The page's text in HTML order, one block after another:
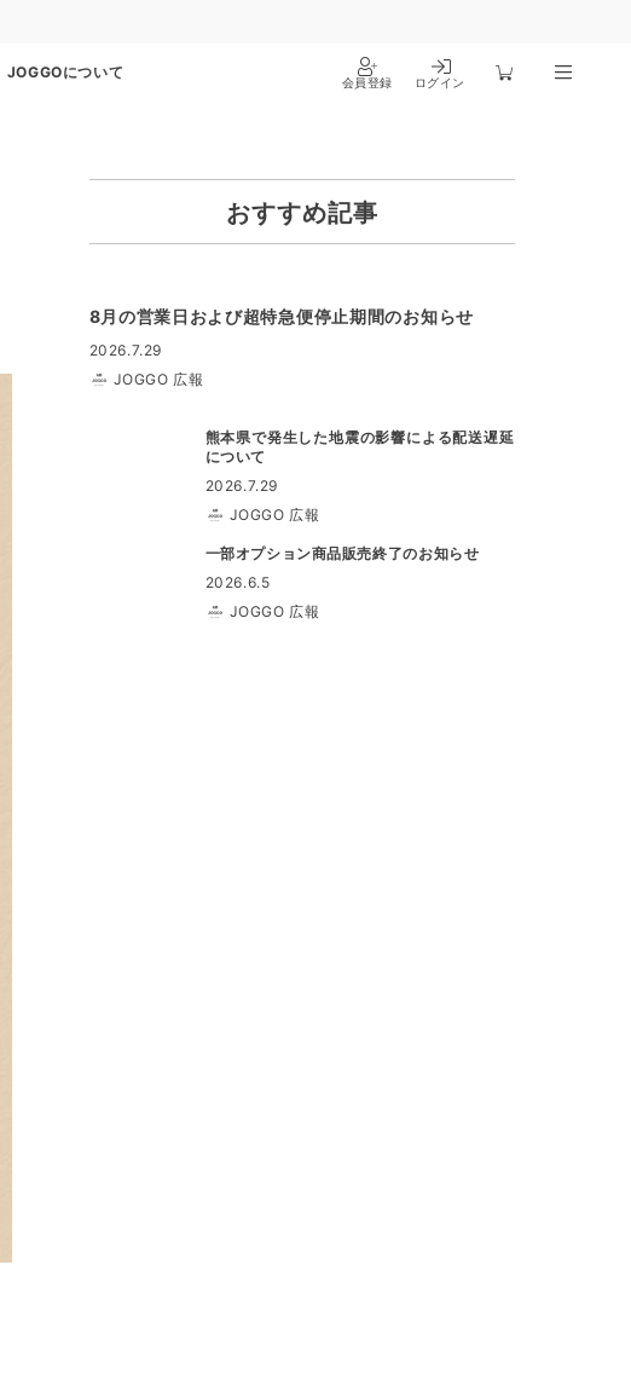
JOGGOについて
会員登録 ログイン
おすすめ記事
8月の営業日および超特急便停止期間のお知らせ
2026.7.29
JOGGO 広報
熊本県で発生した地震の影響による配送遅延
について
2026.7.29
JOGGO 広報
一部オプション商品販売終了のお知らせ
2026.6.5
JOGGO 広報